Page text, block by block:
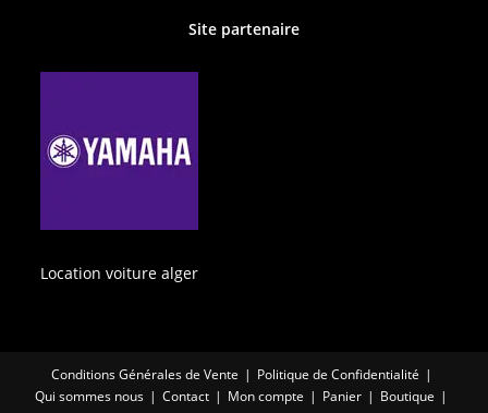
Site partenaire
Location voiture alger
Conditions Générales de Vente
Politique de Confidentialité
Qui sommes nous
Contact Mon compte Panier
Boutique